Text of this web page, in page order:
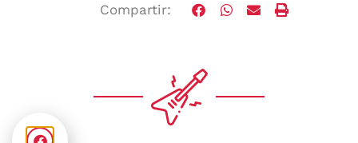
Compartir: